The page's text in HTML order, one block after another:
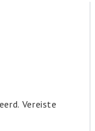
Vereiste